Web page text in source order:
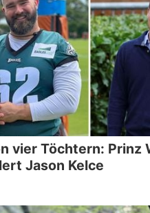
vier Töchtern: Prinz
Jason Kelce